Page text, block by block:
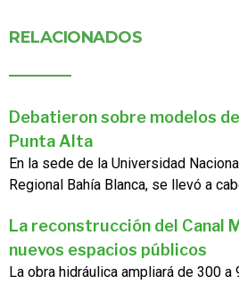
RELACIONADOS
Debatieron sobre modelos
Punta Alta
En la sede de la Universidad
Regional Bahía Blanca, se llevó a
La reconstrucción del Canal
nuevos espacios públicos
La obra hidráulica ampliará de 300